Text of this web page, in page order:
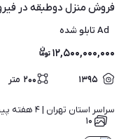
فروش منزل دوطبقه در
Ad تابلو شده
۱۲,۵۰۰,۰۰۰,۰۰۰
۱۳۹۵ ۲۰۰ متر
سراسر استان تهران | ۴ هفته پیش
۱۰